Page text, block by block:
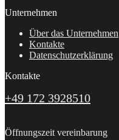
Unternehmen
Über das Unternehmen
Kontakte
Datenschutzerklärung
Kontakte
+49 172 3928510
Öffnungszeit vereinbarung